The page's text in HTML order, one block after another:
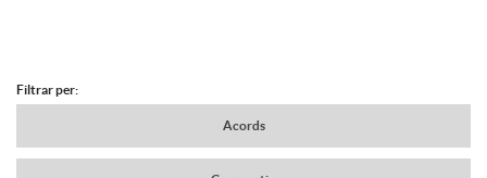
d
N
Filtrar per:
Acords